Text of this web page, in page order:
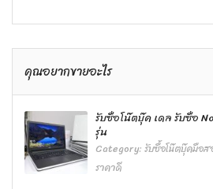
คุณอยากขายอะไร
รับซื้อโน๊ตบุ๊ค เดล รับซื้อ
รุ่น
Category:รับซื้อโน๊ตบุ๊คมือ
ราคาดี